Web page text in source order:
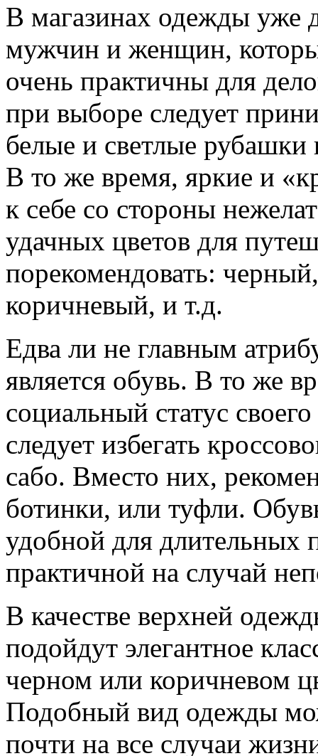
В магазинах одежды уже
мужчин и женщин,
очень практичны для
при выборе следует
белые и светлые рубашки
В то же время, яркие и
к себе со стороны
удачных цветов для
порекомендовать:
коричневый, и т.д.
Едва ли не главным
является обувь. В то же
социальный статус
следует избегать
сабо. Вместо них,
ботинки, или туфли.
удобной для длительных
практичной на случай
В качестве верхней
подойдут элегантное
черном или коричневом
Подобный вид одежды
почти на все случаи